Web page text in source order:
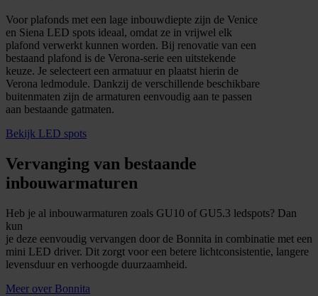
Voor plafonds met een lage inbouwdiepte zijn de Venice
en Siena LED spots ideaal, omdat ze in vrijwel elk
plafond verwerkt kunnen worden. Bij renovatie van een
bestaand plafond is de Verona-serie een uitstekende
keuze. Je selecteert een armatuur en plaatst hierin de
Verona ledmodule. Dankzij de verschillende beschikbare
buitenmaten zijn de armaturen eenvoudig aan te passen
aan bestaande gatmaten.
Bekijk LED spots
Vervanging van bestaande
inbouwarmaturen
Heb je al inbouwarmaturen zoals GU10 of GU5.3 ledspots? Dan
kun
je deze eenvoudig vervangen door de Bonnita in combinatie met een
mini LED driver. Dit zorgt voor een betere lichtconsistentie, langere
levensduur en verhoogde duurzaamheid.
Meer over Bonnita